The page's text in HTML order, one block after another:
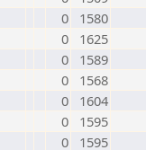
0
1580
0
1625
0
1589
0
1568
0
1604
0
1595
0
1595